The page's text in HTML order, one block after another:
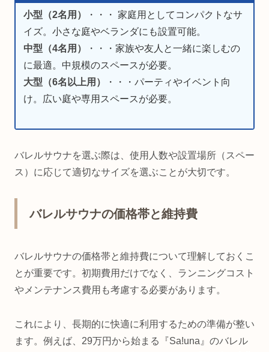
小型（2名用）
・・・ 家庭用としてコンパクトなサ
イズ。小さな庭やベランダにも設置可能。
中型（4名用）
・・・家族や友人と一緒に楽しむの
に最適。中規模のスペースが必要。
大型（6名以上用）
・・・パーティやイベント向
け。広い庭や専用スペースが必要。
バレルサウナを選ぶ際は、使用人数や設置場所（スペー
ス）に応じて適切なサイズを選ぶことが大切です。
バレルサウナの価格帯と維持費
バレルサウナの価格帯と維持費について理解しておくこ
とが重要です。初期費用だけでなく、ランニングコスト
やメンテナンス費用も考慮する必要があります。
これにより、長期的に快適に利用するための準備が整い
ます。例えば、29万円から始まる『Sa!una』のバレル